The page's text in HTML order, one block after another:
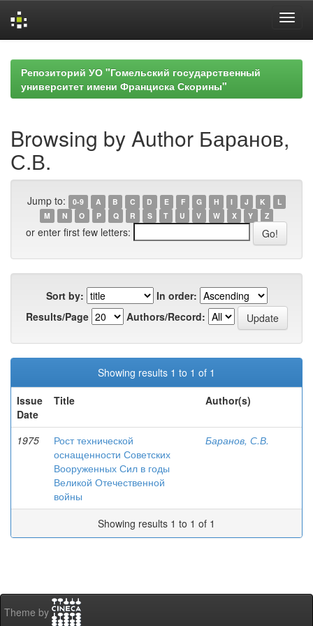
navigationРепозиторий УО "Гомельский государственный
университет имени Франциска Скорины"
Browsing by Author Баранов,
С.В.
Jump to: 0-9 A B C D E F G H I J K
L
M
N O P Q R S T U V W X Y Z
or enter first few letters:
Sort by:
In order:
Results/Page
Authors/Record:
Showing results 1 to 1 of 1
Issue
Date
Title Author(s)
1975
Рост технической
оснащенности Советских
Вооруженных Сил в годы
Великой Отечественной
войны
Баранов, С.В.
Showing results 1 to 1 of 1
Theme by